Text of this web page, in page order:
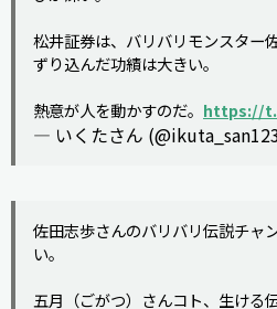
松井証券は、バリバリモンスター
ずり込んだ功績は大きい。
熱意が人を動かすのだ。 https://
— いくたさん
佐田志歩さんのバリバリ伝説チャ
い。
五月（ごがつ）さんコト、生ける